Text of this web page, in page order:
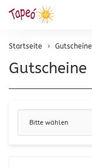
Startseite Gutscheine
Gutscheine